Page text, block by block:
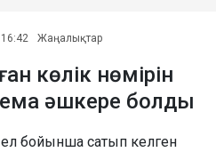
Жаңалықтар
көлік нөмірін
әшкере болды
ел бойынша сатып келген